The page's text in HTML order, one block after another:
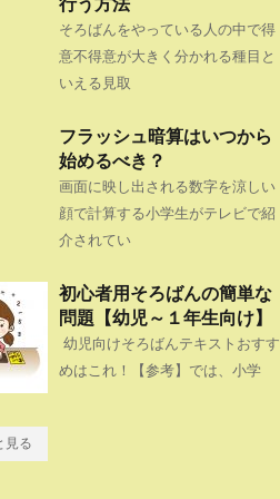
行う方法
そろばんをやっている人の中で得
意不得意が大きく分かれる種目と
いえる見取
フラッシュ暗算はいつから
始めるべき？
画面に映し出される数字を涼しい
顔で計算する小学生がテレビで紹
介されてい
初心者用そろばんの簡単な
問題【幼児～１年生向け】
幼児向けそろばんテキストおすす
めはこれ！【参考】では、小学
見る